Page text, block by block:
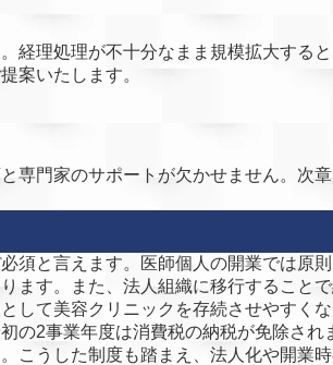
経理処理が不十分なまま規模拡大する
案いたします。
専門家のサポートが欠かせません。次
須と言えます。医師個人の開業では原
ます。また、法人組織に移行すること
して美容クリニックを存続させやすく
の2事業年度は消費税の納税が免除さ
こうした制度も踏まえ、法人化や開業